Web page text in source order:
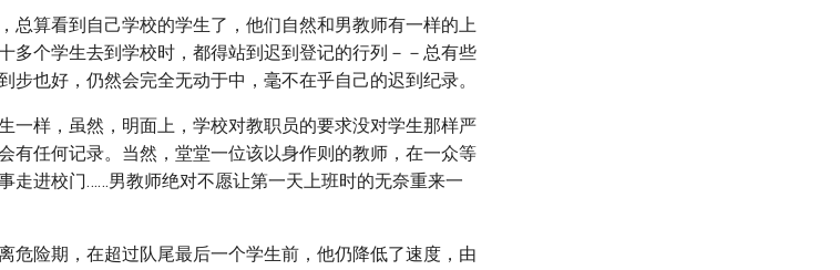
总算看到自己学校的学生了，他们自然和男教师有一样的上
多个学生去到学校时，都得站到迟到登记的行列－－总有些
步也好，仍然会完全无动于中，毫不在乎自己的迟到纪录。
一样，虽然，明面上，学校对教职员的要求没对学生那样严
有任何记录。当然，堂堂一位该以身作则的教师，在一众等
走进校门……男教师绝对不愿让第一天上班时的无奈重来一
危险期，在超过队尾最后一个学生前，他仍降低了速度，由